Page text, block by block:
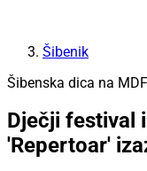
Šibenik
Šibenska dica na
Dječji festival
'Repertoar'